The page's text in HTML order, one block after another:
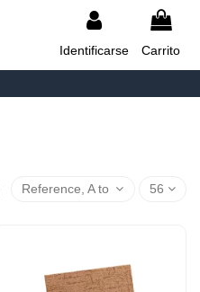
Identificarse Carrito
Reference, A to Z 56